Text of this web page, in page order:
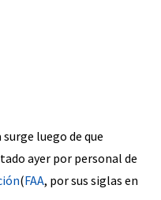
luego de que
ayer por personal de
(FAA, por sus siglas en